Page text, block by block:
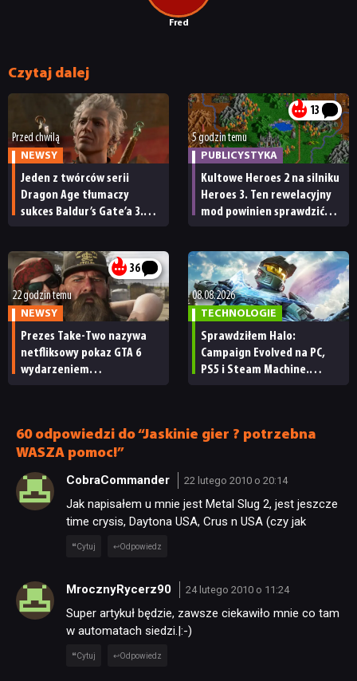
Fred
Czytaj dalej
Przed chwilą
NEWSY
Jeden z twórców serii
Dragon Age tłumaczy
sukces Baldur’s Gate’a 3.
przerwie”
13
5 godzin temu
PUBLICYSTYKA
Kultowe Heroes 2 na silniku
Heroes 3. Ten rewelacyjny
mod powinien sprawdzić
36
22 godzin temu
NEWSY
Prezes Take-Two nazywa
netfliksowy pokaz GTA 6
wydarzeniem
08.08.2026
TECHNOLOGIE
Sprawdziłem Halo:
Campaign Evolved na PC,
PS5 i Steam Machine.
60 odpowiedzi do “Jaskinie gier ? potrzebna
WASZA pomoc!”
CobraCommander 22 lutego 2010 o 20:14
Jak napisałem u mnie jest Metal Slug 2, jest jeszcze
time crysis, Daytona USA, Crus n USA (czy jak
Cytuj Odpowiedz
MrocznyRycerz90 24 lutego 2010 o 11:24
Super artykuł będzie, zawsze ciekawiło mnie co tam
w automatach siedzi.|:-)
Cytuj Odpowiedz